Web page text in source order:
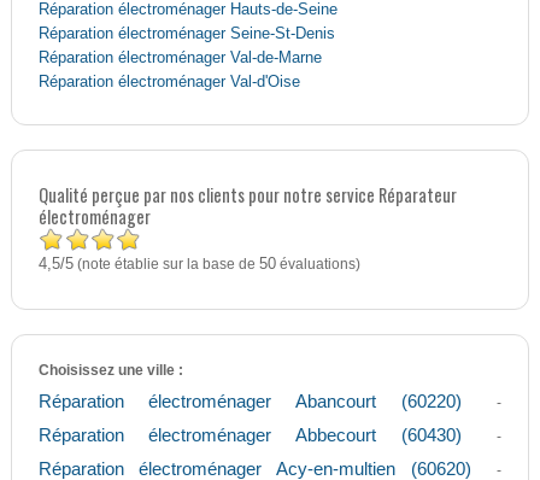
Réparation électroménager Hauts-de-Seine
Réparation électroménager Seine-St-Denis
Réparation électroménager Val-de-Marne
Réparation électroménager Val-d'Oise
Qualité perçue par nos clients pour notre service Réparateur
électroménager
4,5/5(note établie sur la base de 50évaluations)
Choisissez une ville :
Réparation électroménager Abancourt (60220) -
Réparation électroménager Abbecourt (60430) -
Réparation électroménager Acy-en-multien (60620) -